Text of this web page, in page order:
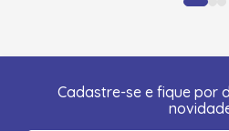
Cadastre-se e fique por